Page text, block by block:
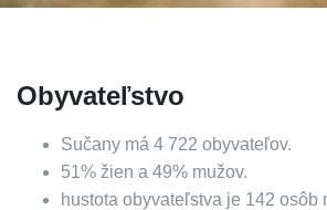
Obyvateľstvo
Sučany má 4 722 obyvateľov.
51% žien a 49% mužov.
hustota obyvateľstva je 142 osôb